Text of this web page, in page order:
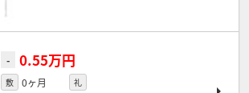
- 0.55万円
敷 0ヶ月 礼